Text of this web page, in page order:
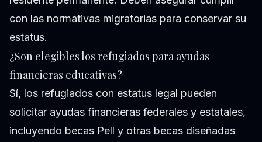
con las normativas migratorias para conservar su
estatus.
¿Son elegibles los refugiados para ayudas
financieras educativas?
Sí, los refugiados con estatus legal pueden
solicitar ayudas financieras federales y estatales,
incluyendo becas Pell y otras becas diseñadas